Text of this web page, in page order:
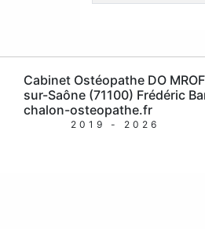
Cabinet Ostéopathe DO
sur-Saône (71100) Frédéric
chalon-osteopathe.fr
2019 - 2026